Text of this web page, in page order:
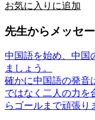
お気に入りに追加
先生からメッセ
中国語を始め、中国
ましょう。
確かに中国語の発音
ではなく二人の力を
らゴールまで頑張り